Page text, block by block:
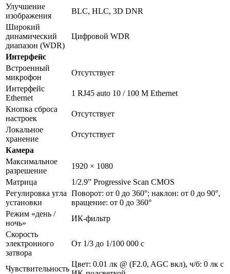
Улучшение
изображения
BLC, HLC, 3D DNR
Широкий
динамический
диапазон (WDR)
Цифровой WDR
Интерфейс
Встроенный
микрофон
Отсутствует
Интерфейс
Ethernet
1 RJ45 auto 10 / 100 М Ethernet
Кнопка сброса
настроек
Отсутствует
Локальное
хранение
Отсутствует
Камера
Максимальное
разрешение
1920 × 1080
Матрица
1/2.9” Progressive Scan CMOS
Регулировка угла
установки
Поворот: от 0 до 360°; наклон: от 0 до 90°,
вращение: от 0 до 360°
Режим «день /
ночь»
ИК-фильтр
Скорость
электронного
затвора
От 1/3 до 1/100 000 с
Чувствительность
Цвет: 0.01 лк @ (F2.0, AGC вкл), ч/б: 0 лк с